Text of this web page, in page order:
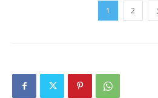
1 2